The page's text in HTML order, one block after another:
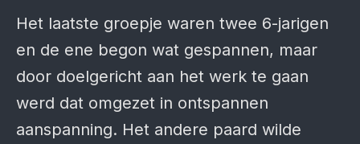
Het laatste groepje waren twee 6-jarigen
en de ene begon wat gespannen, maar
door doelgericht aan het werk te gaan
werd dat omgezet in ontspannen
aanspanning. Het andere paard wilde